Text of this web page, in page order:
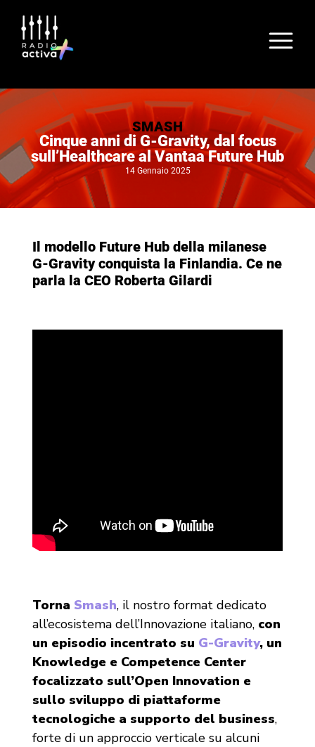
SMASH
Cinque anni di G-Gravity, dal focus
sull’Healthcare al Vantaa Future Hub
14 Gennaio 2025
Il modello Future Hub della milanese
G-Gravity conquista la Finlandia. Ce ne
parla la CEO Roberta Gilardi
Torna Smash, il nostro format dedicato
all’ecosistema dell’Innovazione italiano,con
un episodio incentrato su G-Gravity, un
Knowledge e Competence Center
focalizzato sull’Open Innovation e
sullo sviluppo di piattaforme
tecnologiche a supporto del business,
forte di un approccio verticale su alcuni